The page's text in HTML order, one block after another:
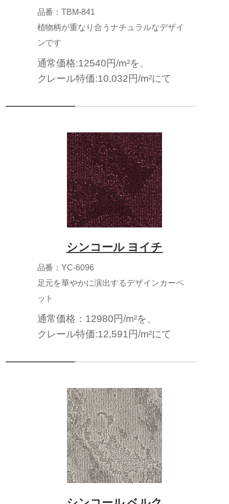
品番：TBM-841
植物柄が重なり合うナチュラルなデザイ
ンです
通常価格:12540円/m²を、
クレール特価:10,032円/m²にて
シンコール ヨイチ
品番：YC-6096
足元を華やかに演出するデザインカーペ
ット
通常価格：12980円/m²を、
クレール特価:12,591円/m²にて